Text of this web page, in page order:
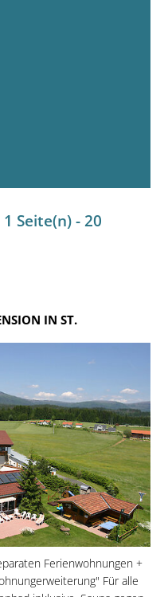
Seite(n) - 20
IN ST.
Ferienwohnungen +
Für alle